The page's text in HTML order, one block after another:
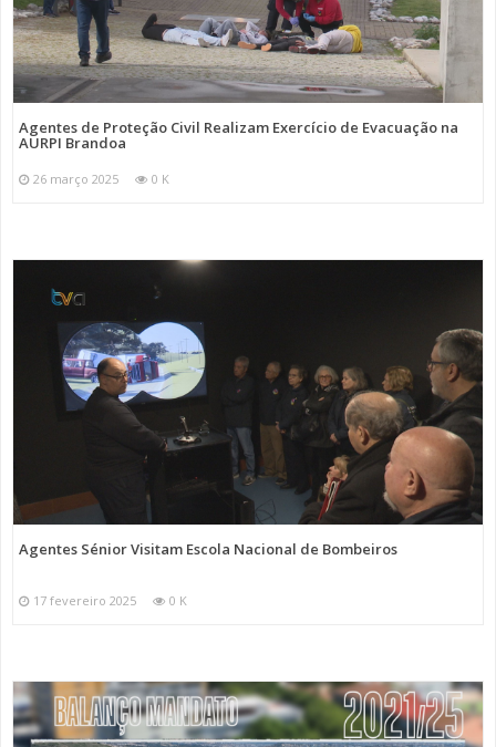
Agentes de Proteção Civil Realizam Exercício de Evacuação na
AURPI Brandoa
26 março 2025 0 K
Agentes Sénior Visitam Escola Nacional de Bombeiros
17 fevereiro 2025 0 K